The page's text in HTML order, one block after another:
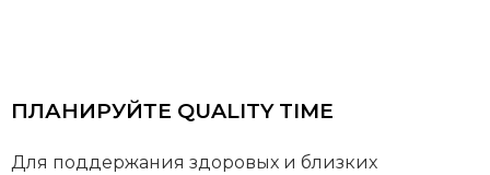
ПЛАНИРУЙТЕ QUALITY TIME
Для поддержания здоровых и близких